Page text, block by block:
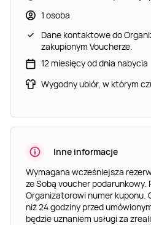
1 osoba
Dane kontaktowe do
zakupionym Voucherze.
12 miesięcy od dnia nabycia
Wygodny ubiór, w którym
Inne informacje
Wymagana wcześniejsza
ze Sobą voucher podarunkowy.
Organizatorowi numer kuponu.
niż 24 godziny przed
będzie uznaniem usługi za